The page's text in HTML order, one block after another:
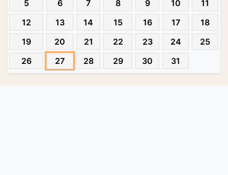
5
6 7 8 9 10
11
12
13 14 15 16 17
18
19
20 21 22 23 24
25
26
27 28 29 30 31